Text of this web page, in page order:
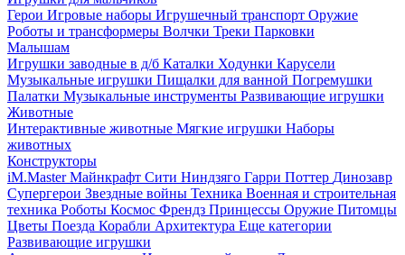
Герои Игровые наборы Игрушечный транспорт Оружие
Роботы и трансформеры Волчки Треки Парковки
Малышам
Игрушки заводные в д/б Каталки Ходунки Карусели
Музыкальные игрушки Пищалки для ванной Погремушки
Палатки Музыкальные инструменты Развивающие игрушки
Животные
Интерактивные животные Мягкие игрушки Наборы
животных
Конструкторы
iM.Master Майнкрафт Сити Ниндзяго Гарри Поттер Динозавр
Супергерои Звездные войны Техника Военная и строительная
техника Роботы Космос Френдз Принцессы Оружие Питомцы
Цветы Поезда Корабли Архитектура Еще категории
Развивающие игрушки